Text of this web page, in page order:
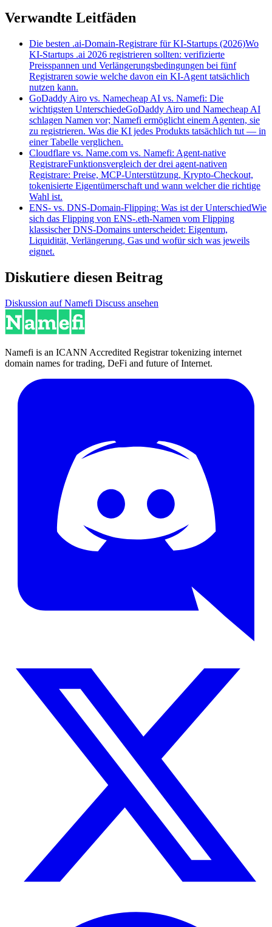
Verwandte Leitfäden
Die besten .ai-Domain-Registrare für KI-Startups (2026)Wo
KI-Startups .ai 2026 registrieren sollten: verifizierte
Preisspannen und Verlängerungsbedingungen bei fünf
Registraren sowie welche davon ein KI-Agent tatsächlich
nutzen kann.
GoDaddy Airo vs. Namecheap AI vs. Namefi: Die
wichtigsten UnterschiedeGoDaddy Airo und Namecheap AI
schlagen Namen vor; Namefi ermöglicht einem Agenten, sie
zu registrieren. Was die KI jedes Produkts tatsächlich tut — in
einer Tabelle verglichen.
Cloudflare vs. Name.com vs. Namefi: Agent-native
RegistrareFunktionsvergleich der drei agent-nativen
Registrare: Preise, MCP-Unterstützung, Krypto-Checkout,
tokenisierte Eigentümerschaft und wann welcher die richtige
Wahl ist.
ENS- vs. DNS-Domain-Flipping: Was ist der UnterschiedWie
sich das Flipping von ENS-.eth-Namen vom Flipping
klassischer DNS-Domains unterscheidet: Eigentum,
Liquidität, Verlängerung, Gas und wofür sich was jeweils
eignet.
Diskutiere diesen Beitrag
Diskussion auf Namefi Discuss ansehen
Namefi is an ICANN Accredited Registrar tokenizing internet
domain names for trading, DeFi and future of Internet.